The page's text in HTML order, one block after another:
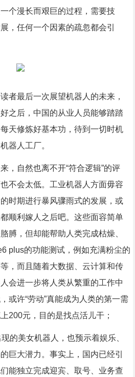
个漫长而艰巨的过程，需要技
，任何一个因素的疏忽都会引
者最后一次展望机器人的未来，
之后，中国的从业人员能够踏踏
天修炼好基本功，待到一切时机
器人工厂。
，自然也离不开“符合逻辑”的评
不会太低。工业机器人方面毋容
时期进行暴风骤雨式的发展，或
顺利嫁人之后吧。这些面容简单
膊，但却能帮助人类完成枯燥、
plus的功能测试，例如充满粉尘的
，而且随着大数据、云计算和传
会进一步将人类从繁重的工作中
或许“劳动”真能成为人类的第一需
200元，目的是找点活儿干；
的美女机器人，也预示着娱乐、
巨大潜力。事实上，国内已经引
能独立完成迎宾、取号、业务查